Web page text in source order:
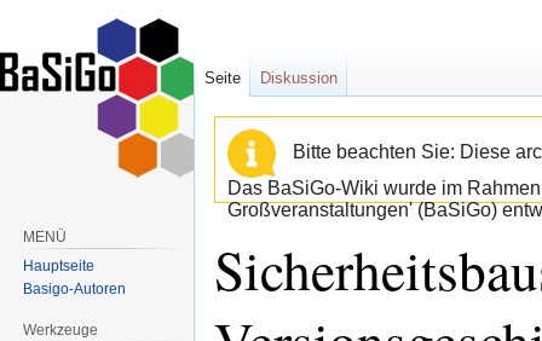
Bitte beachten Sie: Diese
Das BaSiGo-Wiki wurde im
Großveranstaltungen' (BaSiGo)
Seite Diskussion
MENÜ
Hauptseite
Basigo-Autoren
Werkzeuge